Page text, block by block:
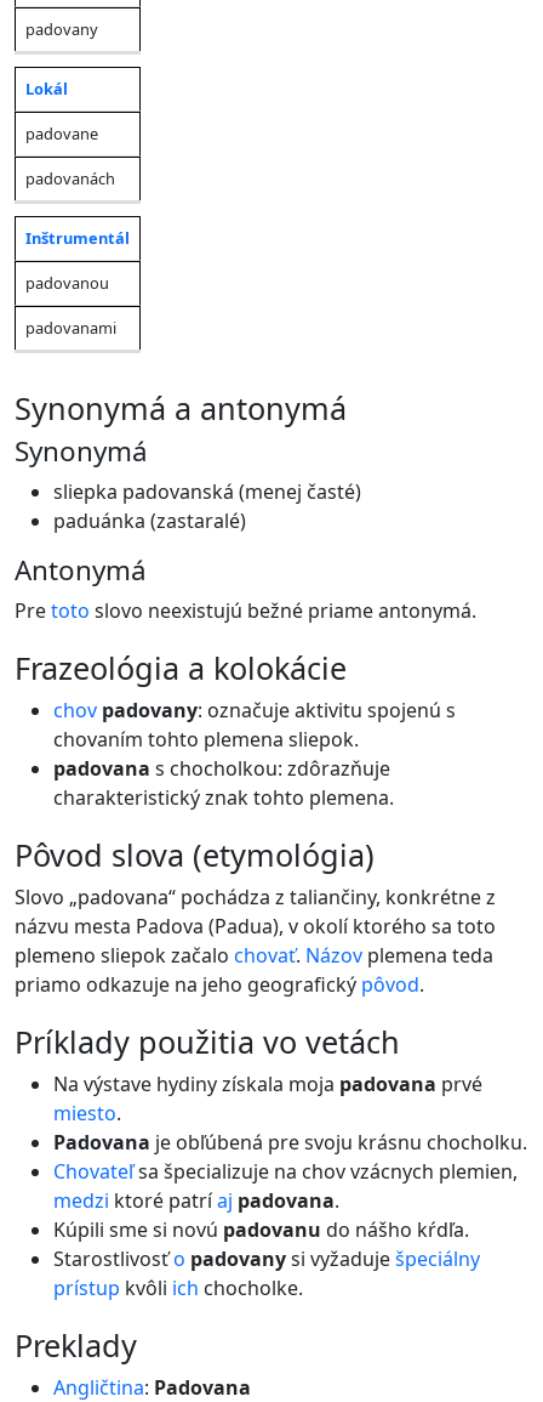
padovany
Lokál
padovane
padovanách
Inštrumentál
padovanou
padovanami
synonymá a antonymá
Synonymá
sliepka padovanská (menej časté)
paduánka (zastaralé)
Antonymá
Pretoto slovo neexistujú bežné priame antonymá.
frazeológia a kolokácie
chov padovany: označuje aktivitu spojenú s
chovaním tohto plemena sliepok.
padovana s chocholkou: zdôrazňuje
charakteristický znak tohto plemena.
pôvod slova (etymológia)
Slovo „padovana“ pochádza z taliančiny, konkrétne z
názvu mesta Padova (Padua), v okolí ktorého sa toto
plemeno sliepok začalo chovať. Názov plemena teda
priamo odkazuje na jeho geografický pôvod.
príklady použitia vo vetách
Na výstave hydiny získala moja padovana prvé
miesto.
Padovana je obľúbená pre svoju krásnu chocholku.
Chovateľsa špecializuje na chov vzácnych plemien,
medzi ktoré patríaj padovana.
Kúpili sme si novú padovanu do nášho kŕdľa.
Starostlivosťo padovanysi vyžaduješpeciálny
prístup kvôli ich chocholke.
preklady
Angličtina: Padovana